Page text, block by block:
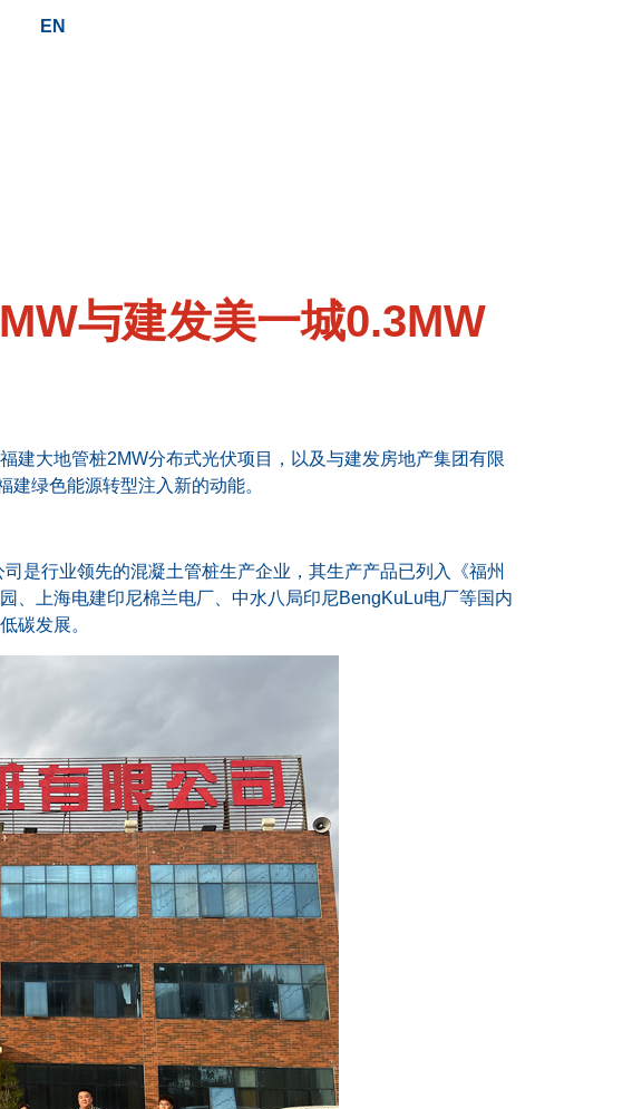
EN
与建发美一城0.3MW
建大地管桩2MW分布式光伏项目，以及与建发房地产集团有限
绿色能源转型注入新的动能。
是行业领先的混凝土管桩生产企业，其生产产品已列入《福州
、上海电建印尼棉兰电厂、中水八局印尼BengKuLu电厂等国内
碳发展。